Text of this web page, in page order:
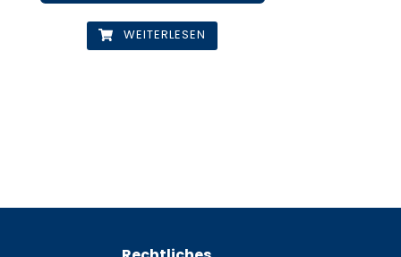
WEITERLESEN